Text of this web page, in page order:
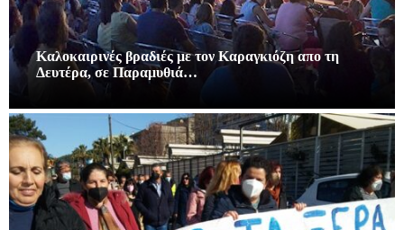
Καλοκαιρινές βραδιές με τον Καραγκιόζη απο τη
Δευτέρα, σε Παραμυθιά…